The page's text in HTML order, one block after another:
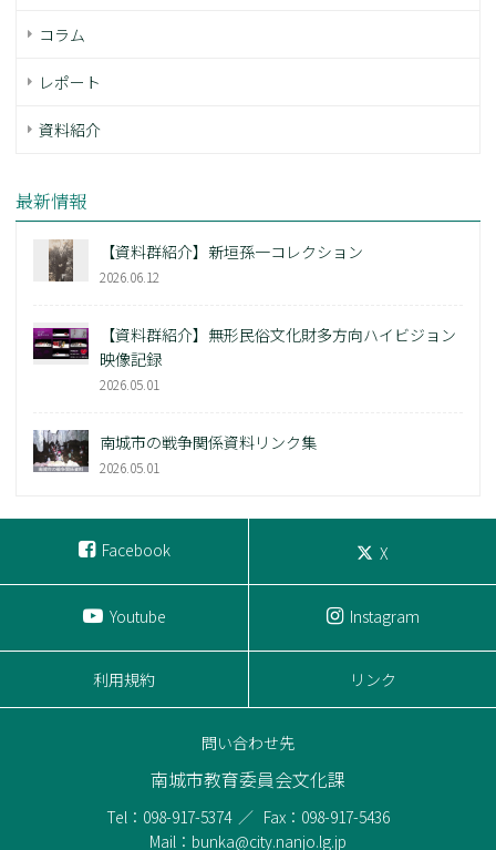
コラム
レポート
資料紹介
最新情報
【資料群紹介】新垣孫一コレクション
2026.06.12
【資料群紹介】無形民俗文化財多方向ハイビジョン
映像記録
2026.05.01
南城市の戦争関係資料リンク集
2026.05.01
Facebook X
Youtube Instagram
利用規約 リンク
問い合わせ先
南城市教育委員会文化課
Tel：098-917-5374
Fax：098-917-5436
Mail：bunka@city.nanjo.lg.jp